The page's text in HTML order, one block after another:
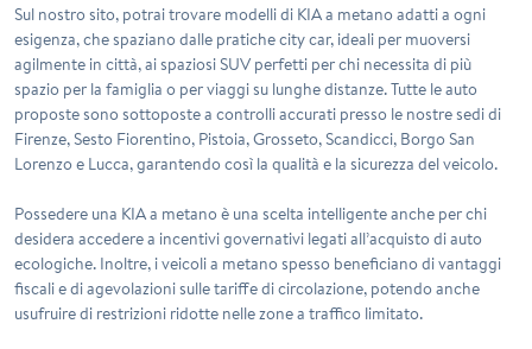
Sul nostro sito, potrai trovare modelli di KIA a metano adatti a ogni
esigenza, che spaziano dalle pratiche city car, ideali per muoversi
agilmente in città, ai spaziosi SUV perfetti per chi necessita di più
spazio per la famiglia o per viaggi su lunghe distanze. Tutte le auto
proposte sono sottoposte a controlli accurati presso le nostre sedi di
Firenze, Sesto Fiorentino, Pistoia, Grosseto, Scandicci, Borgo San
Lorenzo e Lucca, garantendo così la qualità e la sicurezza del veicolo.
Possedere una KIA a metano è una scelta intelligente anche per chi
desidera accedere a incentivi governativi legati all’acquisto di auto
ecologiche. Inoltre, i veicoli a metano spesso beneficiano di vantaggi
fiscali e di agevolazioni sulle tariffe di circolazione, potendo anche
usufruire di restrizioni ridotte nelle zone a traffico limitato.